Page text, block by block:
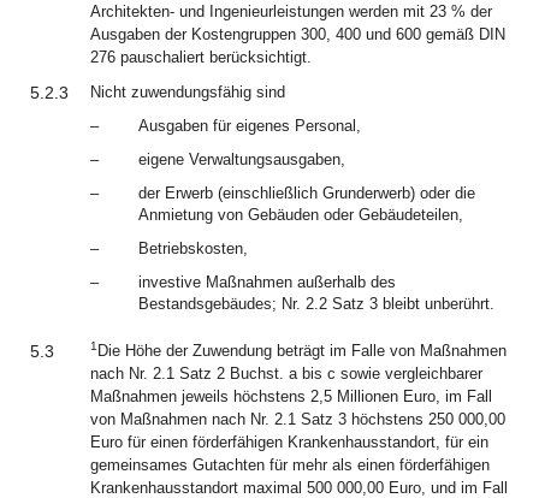
Architekten- und Ingenieurleistungen werden mit 23 % der
Ausgaben der Kostengruppen 300, 400 und 600 gemäß DIN
276 pauschaliert berücksichtigt.
5.2.3
Nicht zuwendungsfähig sind
–
Ausgaben für eigenes Personal,
–
eigene Verwaltungsausgaben,
–
der Erwerb (einschließlich Grunderwerb) oder die
Anmietung von Gebäuden oder Gebäudeteilen,
–
Betriebskosten,
–
investive Maßnahmen außerhalb des
Bestandsgebäudes; Nr. 2.2 Satz 3 bleibt unberührt.
5.3 1 Die Höhe der Zuwendung beträgt im Falle von Maßnahmen
nach Nr. 2.1 Satz 2 Buchst. a bis c sowie vergleichbarer
Maßnahmen jeweils höchstens 2,5 Millionen Euro, im Fall
von Maßnahmen nach Nr. 2.1 Satz 3 höchstens 250 000,00
Euro für einen förderfähigen Krankenhausstandort, für ein
gemeinsames Gutachten für mehr als einen förderfähigen
Krankenhausstandort maximal 500 000,00 Euro, und im Fall